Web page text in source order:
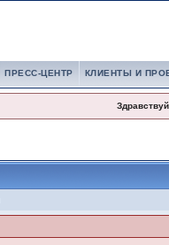
ПРЕСС-ЦЕНТР КЛИЕНТЫ И